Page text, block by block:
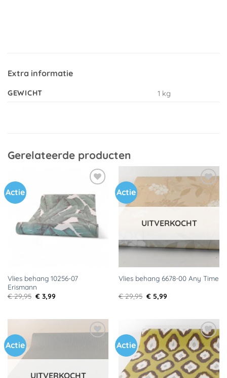
Extra informatie
GEWICHT 1 kg
Gerelateerde producten
Actie
aan
verlanglijst
Vlies behang 10256-07
Erismann
€29,95 Oorspronkelijke
prijs
€ 3,99Huidige
Actie
Toevoegen
aan
verlanglijst
UITVERKOCHT
Vlies behang 6678-00 Any Time
€29,95 Oorspronkelijke
prijs
€ 5,99Huidige
Actie
verlanglijst
UITVERKOCHT
Actie
Toevoegen
aan
verlanglijst